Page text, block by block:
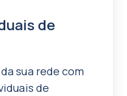
de
sua rede com
de